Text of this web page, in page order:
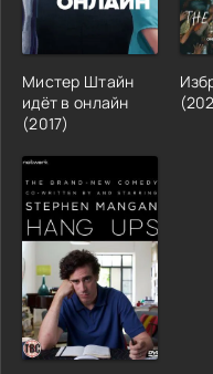
Мистер Штайн
идёт в онлайн
(2017)